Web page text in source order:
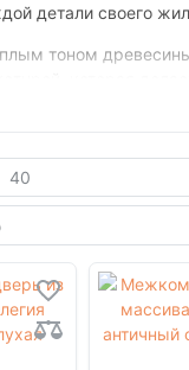
детали своего
тоном
высокой
Двери из
и тонировке, что
интерьера.